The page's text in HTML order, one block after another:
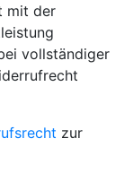
mit der
vollständiger
zur